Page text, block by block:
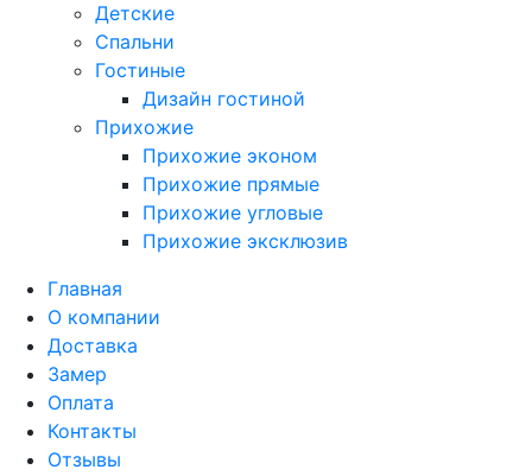
Детские
Спальни
Гостиные
Дизайн гостиной
Прихожие
Прихожие эконом
Прихожие прямые
Прихожие угловые
Прихожие эксклюзив
Главная
О компании
Доставка
Замер
Оплата
Контакты
Отзывы